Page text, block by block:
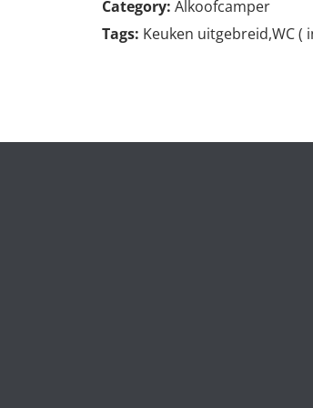
Category: Alkoofcamper
Tags: Keuken uitgebreid,WC